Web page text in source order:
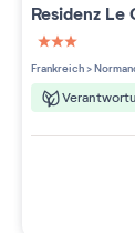
Residenz Le
3 étoiles
Frankreich>